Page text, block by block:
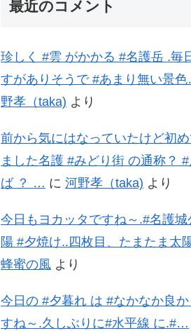
最近のコメント
珍しく #雲 がかかる #名護岳 .毎
すがありそうで #あまり無い景
野孝（taka) より
前から気にはなっていたけど初め
ました名護 #みどり街 の通称？
ば ？ … に 河野孝（taka) より
今日もヨカッタですね～.#名護城
陽 #夕焼け..四枚目、たまたま太
蜂蜜の風 より
今日の #夕暮れ は #なかなか良
すね～.久しぶりに#水平線 に.#…